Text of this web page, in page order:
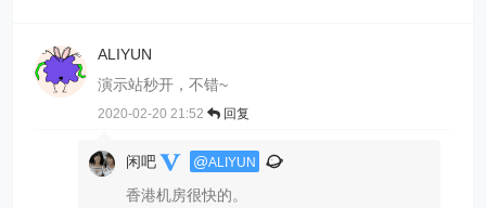
ALIYUN
演示站秒开，不错~
2020-02-20 21:52 回复
闲吧 @ALIYUN
香港机房很快的。